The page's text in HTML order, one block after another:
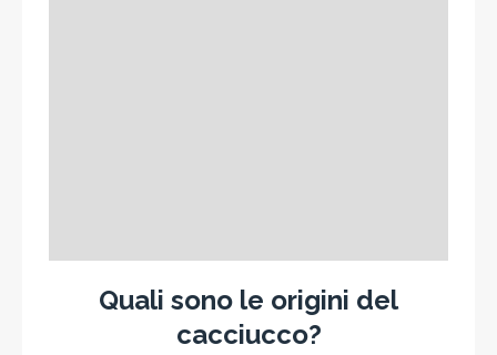
Quali sono le origini del
cacciucco?